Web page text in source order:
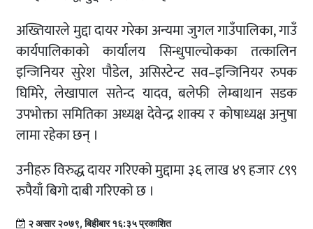
अख्तियारले मुद्दा दायर गरेका अन्यमा जुगल गाउँपालिका, गाउँ
कार्यपालिकाको कार्यालय सिन्धुपाल्चोकका तत्कालिन
इन्जिनियर सुरेश पौडेल, असिस्टेन्ट सव–इन्जिनियर रुपक
घिमिरे, लेखापाल सतेन्द यादव, बलेफी लेम्बाथान सडक
उपभोक्ता समितिका अध्यक्ष देवेन्द्र शाक्य र कोषाध्यक्ष अनुषा
लामा रहेका छन् ।
उनीहरु विरुद्ध दायर गरिएको मुद्दामा ३६ लाख ४९ हजार ८९९
रुपैयाँ बिगो दाबी गरिएको छ ।
२ असार २०७९, बिहीबार १६:३५ प्रकाशित